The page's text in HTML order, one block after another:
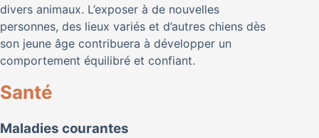
divers animaux. L’exposer à de nouvelles
personnes, des lieux variés et d’autres chiens dès
son jeune âge contribuera à développer un
comportement équilibré et confiant.
Santé
Maladies courantes